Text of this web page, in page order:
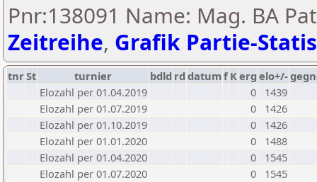
Pnr:138091 Name: Mag. BA
Zeitreihe, Grafik Partie-
tnrSt turnier bdld rd datumf Kerg elo+/-
Elozahl per 01.04.2019
0
1439
Elozahl per 01.07.2019
0
1426
Elozahl per 01.10.2019
0
1426
Elozahl per 01.01.2020
0
1488
Elozahl per 01.04.2020
0
1545
Elozahl per 01.07.2020
0
1545